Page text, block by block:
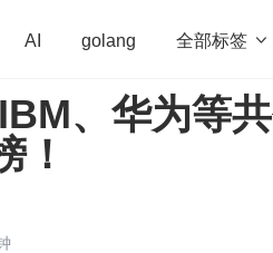
AI golang 全部标签 
学习方法 Web3.0 高
、华为等
！